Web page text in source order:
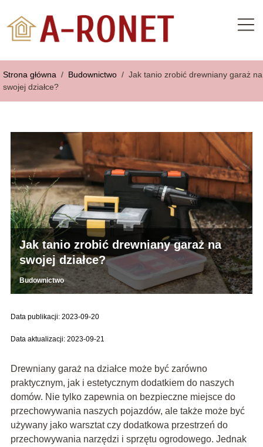
Strona główna / Budownictwo / Jak tanio zrobić drewniany garaż na
swojej działce?
Jak tanio zrobić drewniany garaż na
swojej działce?
Budownictwo
Data publikacji: 2023-09-20
Data aktualizacji: 2023-09-21
Drewniany garaż na działce może być zarówno
praktycznym, jak i estetycznym dodatkiem do naszych
domów. Nie tylko zapewnia on bezpieczne miejsce do
przechowywania naszych pojazdów, ale także może być
używany jako warsztat czy dodatkowa przestrzeń do
przechowywania narzędzi i sprzętu ogrodowego. Jednak